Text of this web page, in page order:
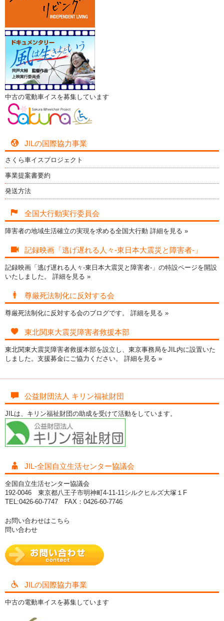
中古の電動車イスを募集しています
JILの国際協力事業
さくら車イスプロジェクト
事業提案書要約
発送方法
全国大行動実行委員会
障害者の地域生活確立の実現を求める全国大行動 詳細を見る »
記録映画「逃げ遅れる人々-東日本大震災と障害者-」
記録映画「逃げ遅れる人々-東日本大震災と障害者-」の特設ページを開設
いたしました。 詳細を見る »
尊厳死法制化に反対する会
尊厳死法制化に反対する会のブログです。 詳細を見る »
東北関東大震災障害者救援本部
東北関東大震災障害者救援本部を設立し、東京事務局をJIL内に設置いた
しました。支援募金にご協力ください。 詳細を見る »
公益財団法人 キリン福祉財団
JILは、キリン福祉財団の助成を受けて活動をしています。
JIL-全国自立生活センター協議会
全国自立生活センター協議会
192-0046 東京都八王子市明神町4-11-11シルクヒルズ大塚１F
TEL:0426-60-7747 FAX：0426-60-7746
お問い合わせはこちら
問い合わせ
JILの国際協力事業
中古の電動車イスを募集しています